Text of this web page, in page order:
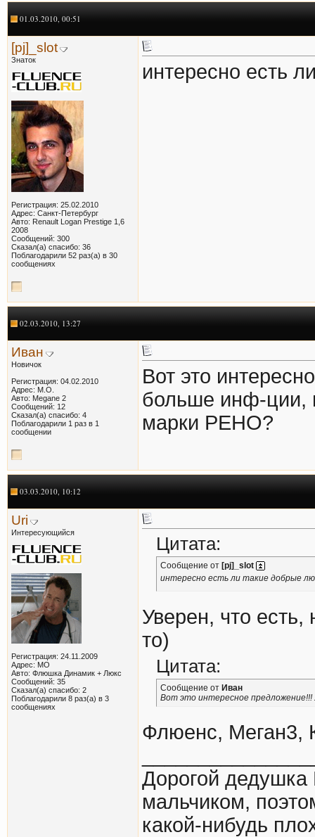
01.03.2010, 00:51
[pj]_slot
Знаток
Регистрация: 25.02.2010
Адрес: Санкт-Петербург
Авто: Renault Logan Prestige 1,6
2008
Сообщений: 300
Сказал(а) спасибо: 36
Поблагодарили 52 раз(а) в 30
сообщениях
интересно есть
02.03.2010, 13:27
Иван
Новичок
Регистрация: 04.02.2010
Адрес: М.О.
Авто: Megane 2
Сообщений: 12
Сказал(а) спасибо: 4
Поблагодарили 1 раз в 1
сообщении
Вот это
больше инф-ции,
марки РЕНО?
03.03.2010, 10:12
Uri
Интересующийся
Регистрация: 24.11.2009
Адрес: МО
Авто: Флюшка Динамик + Люкс
Сообщений: 35
Сказал(а) спасибо: 2
Поблагодарили 8 раз(а) в 3
сообщениях
Цитата:
Сообщение от [pj]_slot
интересно есть ли такие добрые
Уверен, что есть,
то)
Цитата:
Сообщение от Иван
Вот это интересное
Флюенс, Меган3,
Дорогой
мальчиком,
какой-нибудь